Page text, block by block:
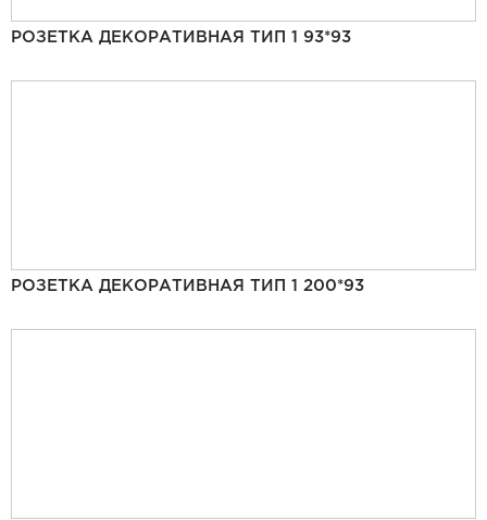
РОЗЕТКА ДЕКОРАТИВНАЯ ТИП 1 93*93
РОЗЕТКА ДЕКОРАТИВНАЯ ТИП 1 200*93